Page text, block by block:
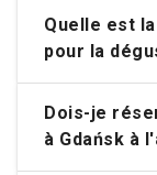
Quelle est
pour la
Dois-je
à Gdańsk à